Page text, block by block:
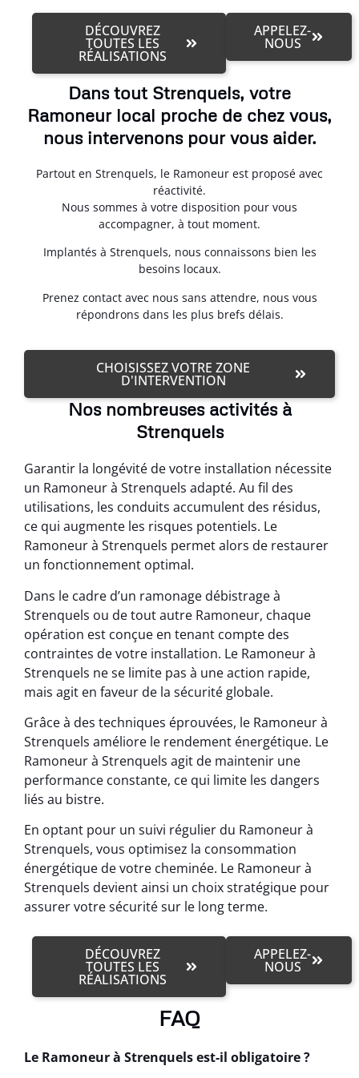
DÉCOUVREZ
TOUTES LES
RÉALISATIONS
APPELEZ-
NOUS
Dans tout Strenquels, votre
Ramoneur local proche de chez vous,
nous intervenons pour vous aider.
Partout en Strenquels, le Ramoneur est proposé avec
réactivité.
Nous sommes à votre disposition pour vous
accompagner, à tout moment.
Implantés à Strenquels, nous connaissons bien les
besoins locaux.
Prenez contact avec nous sans attendre, nous vous
répondrons dans les plus brefs délais.
CHOISISSEZ VOTRE ZONE
D'INTERVENTION
Nos nombreuses activités à
Strenquels
Garantir la longévité de votre installation nécessite
un Ramoneur à Strenquels adapté. Au fil des
utilisations, les conduits accumulent des résidus,
ce qui augmente les risques potentiels. Le
Ramoneur à Strenquels permet alors de restaurer
un fonctionnement optimal.
Dans le cadre d’un ramonage débistrage à
Strenquels ou de tout autre Ramoneur, chaque
opération est conçue en tenant compte des
contraintes de votre installation. Le Ramoneur à
Strenquels ne se limite pas à une action rapide,
mais agit en faveur de la sécurité globale.
Grâce à des techniques éprouvées, le Ramoneur à
Strenquels améliore le rendement énergétique. Le
Ramoneur à Strenquels agit de maintenir une
performance constante, ce qui limite les dangers
liés au bistre.
En optant pour un suivi régulier du Ramoneur à
Strenquels, vous optimisez la consommation
énergétique de votre cheminée. Le Ramoneur à
Strenquels devient ainsi un choix stratégique pour
assurer votre sécurité sur le long terme.
DÉCOUVREZ
TOUTES LES
RÉALISATIONS
APPELEZ-
NOUS
FAQ
Le Ramoneur à Strenquels est-il obligatoire ?